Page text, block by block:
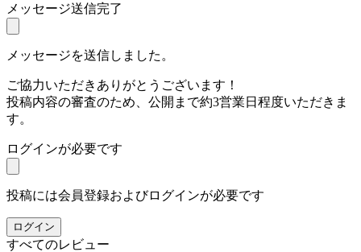
メッセージ送信完了
メッセージを送信しました。
ご協力いただきありがとうございます！
投稿内容の審査のため、公開まで約3営業日程度いただきま
す。
ログインが必要です
投稿には会員登録およびログインが必要です
ログイン
すべてのレビュー